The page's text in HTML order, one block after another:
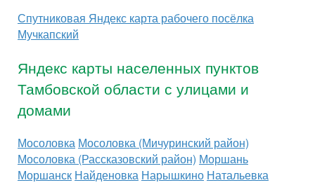
Спутниковая Яндекс карта рабочего посёлка
Мучкапский
Яндекс карты населенных пунктов
Тамбовской области с улицами и
домами
Мосоловка Мосоловка (Мичуринский район)
Мосоловка (Рассказовский район) Моршань
Моршанск Найденовка Нарышкино Натальевка